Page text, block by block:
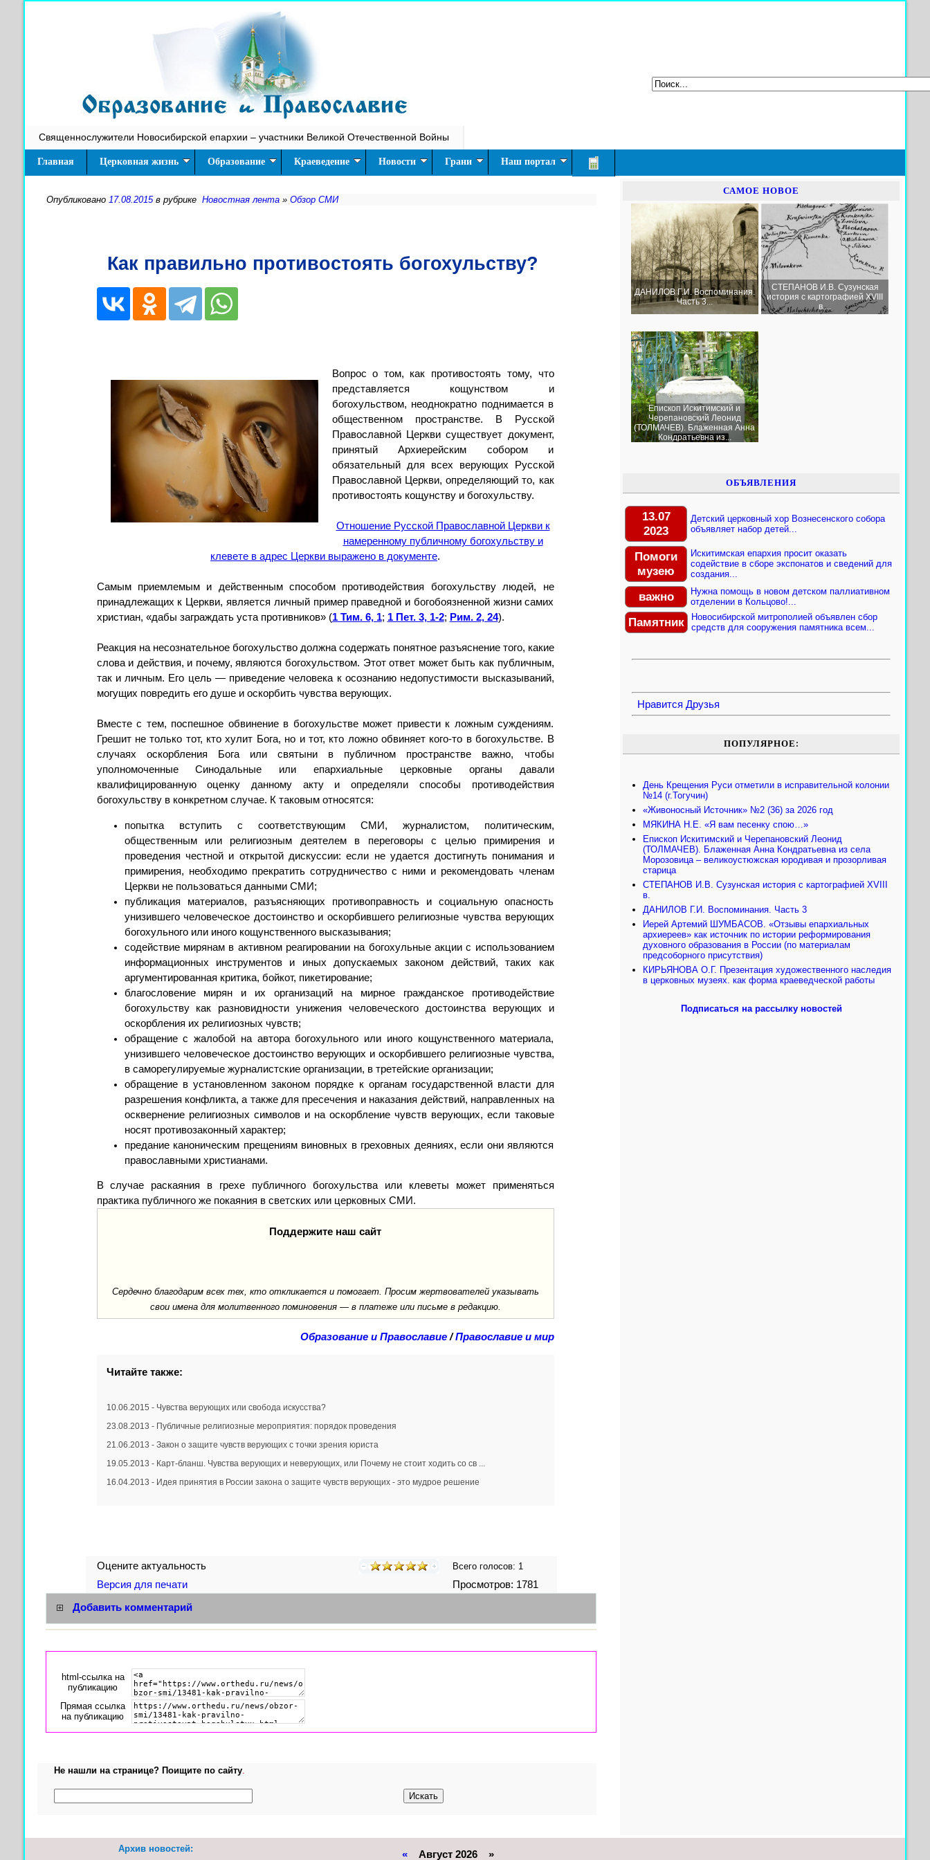
Священнослужители Новосибирской епархии – участники Великой Отечественной Войны
Главная Церковная жизнь Образование Краеведение Новости Грани Наш портал
Опубликовано 17.08.2015в рубрике Новостная лента » Обзор СМИ
Как правильно противостоять богохульству?
Вопрос о том, как противостоять тому, что
представляется кощунством и
богохульством, неоднократно поднимается в
общественном пространстве. В Русской
Православной Церкви существует документ,
принятый Архиерейским собором и
обязательный для всех верующих Русской
Православной Церкви, определяющий то, как
противостоять кощунству и богохульству.
Отношение Русской Православной Церкви к
намеренному публичному богохульству и
клевете в адрес Церкви выражено в документе.
Самым приемлемым и действенным способом противодействия богохульству людей, не
принадлежащих к Церкви, является личный пример праведной и богобоязненной жизни самих
христиан, «дабы заграждать уста противников» (1 Тим. 6, 1; 1 Пет. 3, 1-2; Рим. 2, 24).
Реакция на несознательное богохульство должна содержать понятное разъяснение того, какие
слова и действия, и почему, являются богохульством. Этот ответ может быть как публичным,
так и личным. Его цель — приведение человека к осознанию недопустимости высказываний,
могущих повредить его душе и оскорбить чувства верующих.
Вместе с тем, поспешное обвинение в богохульстве может привести к ложным суждениям.
Грешит не только тот, кто хулит Бога, но и тот, кто ложно обвиняет кого-то в богохульстве. В
случаях оскорбления Бога или святыни в публичном пространстве важно, чтобы
уполномоченные Синодальные или епархиальные церковные органы давали
квалифицированную оценку данному акту и определяли способы противодействия
богохульству в конкретном случае. К таковым относятся:
попытка вступить с соответствующим СМИ, журналистом, политическим,
общественным или религиозным деятелем в переговоры с целью примирения и
проведения честной и открытой дискуссии: если не удается достигнуть понимания и
примирения, необходимо прекратить сотрудничество с ними и рекомендовать членам
Церкви не пользоваться данными СМИ;
публикация материалов, разъясняющих противоправность и социальную опасность
унизившего человеческое достоинство и оскорбившего религиозные чувства верующих
богохульного или иного кощунственного высказывания;
содействие мирянам в активном реагировании на богохульные акции с использованием
информационных инструментов и иных допускаемых законом действий, таких как
аргументированная критика, бойкот, пикетирование;
благословение мирян и их организаций на мирное гражданское противодействие
богохульству как разновидности унижения человеческого достоинства верующих и
оскорбления их религиозных чувств;
обращение с жалобой на автора богохульного или иного кощунственного материала,
унизившего человеческое достоинство верующих и оскорбившего религиозные чувства,
в саморегулируемые журналистские организации, в третейские организации;
обращение в установленном законом порядке к органам государственной власти для
разрешения конфликта, а также для пресечения и наказания действий, направленных на
осквернение религиозных символов и на оскорбление чувств верующих, если таковые
носят противозаконный характер;
предание каноническим прещениям виновных в греховных деяниях, если они являются
православными христианами.
В случае раскаяния в грехе публичного богохульства или клеветы может применяться
практика публичного же покаяния в светских или церковных СМИ.
Поддержите наш сайт
Сердечно благодарим всех тех, кто откликается и помогает. Просим жертвователей указывать
свои имена для молитвенного поминовения — в платеже или письме в редакцию.
Образование и Православие/Православие и мир
Читайте также:
10.06.2015 - Чувства верующих или свобода искусства?
23.08.2013 - Публичные религиозные мероприятия: порядок проведения
21.06.2013 - Закон о защите чувств верующих с точки зрения юриста
19.05.2013 - Карт-бланш. Чувства верующих и неверующих, или Почему не стоит ходить со св ...
16.04.2013 - Идея принятия в России закона о защите чувств верующих - это мудрое решение
Оцените актуальность Всего голосов: 1
Версия для печати Просмотров: 1781
Добавить комментарий
html-cсылка на
публикацию
Прямая ссылка
на публикацию
Не нашли на странице? Поищите по сайту.
САМОЕ НОВОЕ
ДАНИЛОВ Г.И. Воспоминания.
Часть 3...
СТЕПАНОВ И.В. Сузунская
история с картографией XVIII
в....
Епископ Искитимский и
Черепановский Леонид
(ТОЛМАЧЕВ). Блаженная Анна
Кондратьевна из...
ОБЪЯВЛЕНИЯ
13.07
2023
Детский церковный хор Вознесенского собора
объявляет набор детей...
Помоги
музею
Искитимская епархия просит оказать
содействие в сборе экспонатов и сведений для
создания...
важно
Нужна помощь в новом детском паллиативном
отделении в Кольцово!...
Памятник
Новосибирской митрополией объявлен сбор
средств для сооружения памятника всем...
Нравится Друзья
ПОПУЛЯРНОЕ:
День Крещения Руси отметили в исправительной колонии
№14 (г.Тогучин)
«Живоносный Источник» №2 (36) за 2026 год
МЯКИНА Н.Е. «Я вам песенку спою…»
Епископ Искитимский и Черепановский Леонид
(ТОЛМАЧЕВ). Блаженная Анна Кондратьевна из села
Морозовица – великоустюжская юродивая и прозорливая
старица
СТЕПАНОВ И.В. Сузунская история с картографией XVIII
в.
ДАНИЛОВ Г.И. Воспоминания. Часть 3
Иерей Артемий ШУМБАСОВ. «Отзывы епархиальных
архиереев» как источник по истории реформирования
духовного образования в России (по материалам
предсоборного присутствия)
КИРЬЯНОВА О.Г. Презентация художественного наследия
в церковных музеях. как форма краеведческой работы
Подписаться на рассылку новостей
Архив новостей: «Август 2026 »